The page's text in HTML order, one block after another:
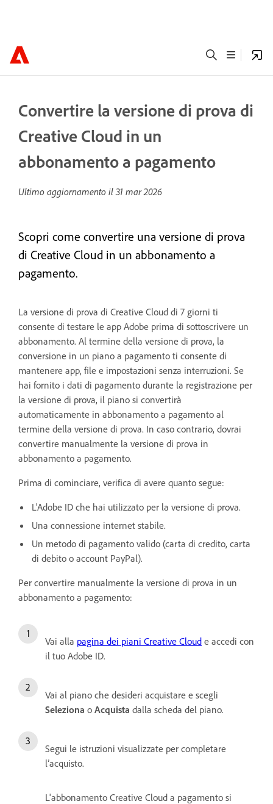
Convertire la versione di prova di
Creative Cloud in un
abbonamento a pagamento
Ultimo aggiornamento il 31 mar 2026
Scopri come convertire una versione di prova
di Creative Cloud in un abbonamento a
pagamento.
La versione di prova di Creative Cloud di 7 giorni ti
consente di testare le app Adobe prima di sottoscrivere un
abbonamento. Al termine della versione di prova, la
conversione in un piano a pagamento ti consente di
mantenere app, file e impostazioni senza interruzioni. Se
hai fornito i dati di pagamento durante la registrazione per
la versione di prova, il piano si convertirà
automaticamente in abbonamento a pagamento al
termine della versione di prova. In caso contrario, dovrai
convertire manualmente la versione di prova in
abbonamento a pagamento.
Prima di cominciare, verifica di avere quanto segue:
L'Adobe ID che hai utilizzato per la versione di prova.
Una connessione internet stabile.
Un metodo di pagamento valido (carta di credito, carta
di debito o account PayPal).
Per convertire manualmente la versione di prova in un
abbonamento a pagamento:
Vai alla pagina dei piani Creative Cloud e accedi con
il tuo Adobe ID.
Vai al piano che desideri acquistare e scegli
Seleziona o Acquista dalla scheda del piano.
Segui le istruzioni visualizzate per completare
l’acquisto.
L'abbonamento Creative Cloud a pagamento si